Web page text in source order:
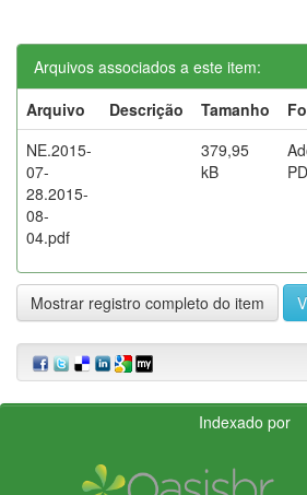
Arquivos associados a este item:
Arquivo
Descrição Tamanho
NE.2015-
07-
28.2015-
08-
04.pdf
379,95
kB
Mostrar registro completo do item
Indexado por